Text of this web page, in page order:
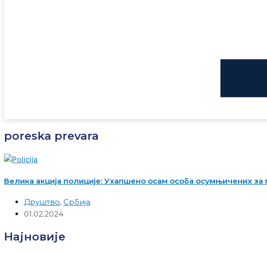
poreska prevara
Велика акција полиције: Ухапшено осам особа осумњичених
Друштво, Србија
01.02.2024
Најновије